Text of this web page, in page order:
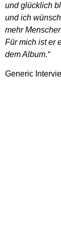
und glücklich
und ich
mehr
Für mich ist er
dem Album.“
Generic